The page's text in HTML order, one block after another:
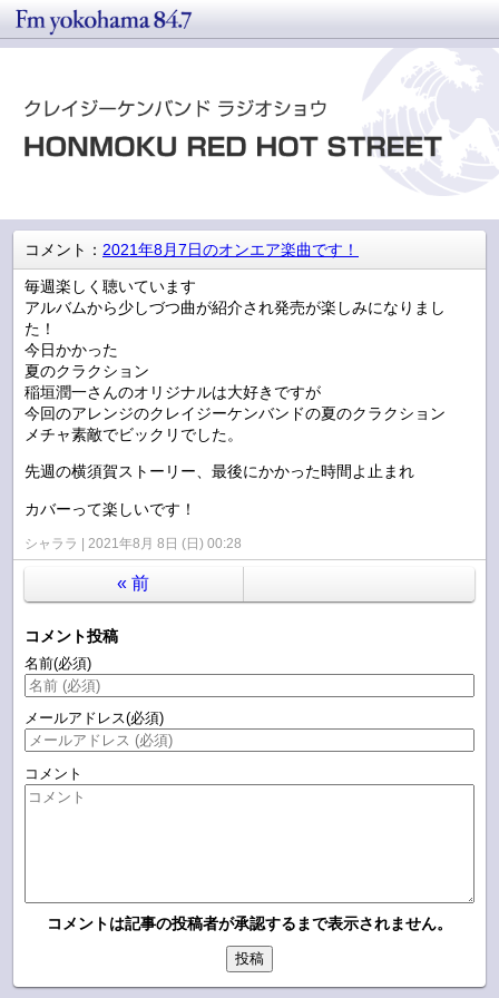
コメント： 2021年8月7日のオンエア楽曲です！
毎週楽しく聴いています
アルバムから少しづつ曲が紹介され発売が楽しみになりまし
た！
今日かかった
夏のクラクション
稲垣潤一さんのオリジナルは大好きですが
今回のアレンジのクレイジーケンバンドの夏のクラクション
メチャ素敵でビックリでした。
先週の横須賀ストーリー、最後にかかった時間よ止まれ
カバーって楽しいです！
シャララ 2021年8月 8日 (日) 00:28
« 前
コメント投稿
名前(必須)
メールアドレス(必須)
コメント
コメントは記事の投稿者が承認するまで表示されません。